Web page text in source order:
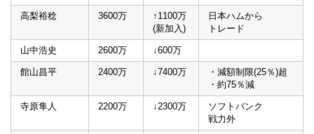
高梨裕稔 3600万
↑1100万
(新加入)
日本ハムから
トレード
山中浩史 2600万 ↓600万
館山昌平 2400万 ↓7400万
・減額制限(25％)超
・約75％減
寺原隼人 2200万 ↓2300万
ソフトバンク
戦力外